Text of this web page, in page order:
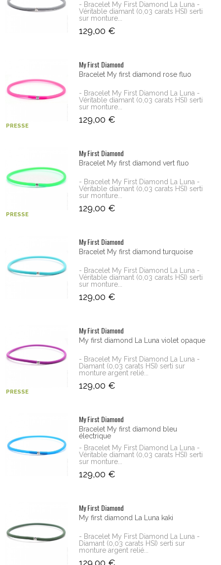
- Bracelet My First Diamond La Luna -
Véritable diamant (0,03 carats HSI) serti
sur monture...
129,00 €
PRESSE
My First Diamond
Bracelet My first diamond rose fluo
- Bracelet My First Diamond La Luna -
Véritable diamant (0,03 carats HSI) serti
sur monture...
129,00 €
PRESSE
My First Diamond
Bracelet My first diamond vert fluo
- Bracelet My First Diamond La Luna -
Véritable diamant (0,03 carats HSI) serti
sur monture...
129,00 €
My First Diamond
Bracelet My first diamond turquoise
- Bracelet My First Diamond La Luna -
Véritable diamant (0,03 carats HSI) serti
sur monture...
129,00 €
PRESSE
My First Diamond
My first diamond La Luna violet opaque
- Bracelet My First Diamond La Luna -
Diamant (0,03 carats HSI) serti sur
monture argent relié...
129,00 €
My First Diamond
Bracelet My first diamond bleu
électrique
- Bracelet My First Diamond La Luna -
Véritable diamant (0,03 carats HSI) serti
sur monture...
129,00 €
My First Diamond
My first diamond La Luna kaki
- Bracelet My First Diamond La Luna -
Diamant (0,03 carats HSI) serti sur
monture argent relié...